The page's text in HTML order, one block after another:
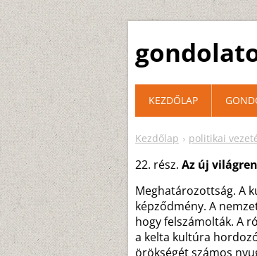
Kezdőlap politikai
22. rész. Az új
Meghatározottság. A
képződmény. A
hogy felszámolták. A
a kelta kultúra
örökségét számos
KEZDŐLAP